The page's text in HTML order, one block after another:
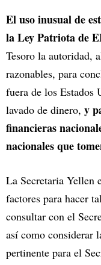
El uso inusual de
la Ley Patriota de
Tesoro la autoridad,
razonables, para
fuera de los Estados
lavado de dinero, y
financieras
nacionales que
La Secretaria Yellen
factores para hacer
consultar con el
así como considerar
pertinente para el